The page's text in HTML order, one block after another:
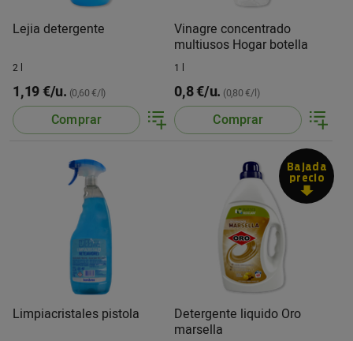
Lejia detergente
2 l
1,19 €/u. (0,60 €/l)
Comprar
Vinagre concentrado
multiusos Hogar botella
1 l
0,8 €/u. (0,80 €/l)
Comprar
Limpiacristales pistola
Bajada
precio
Detergente liquido Oro
marsella